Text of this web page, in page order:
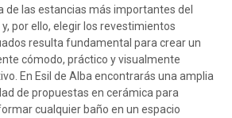
de las estancias más importantes del
y, por ello, elegir los revestimientos
resulta fundamental para crear un
cómodo, práctico y visualmente
En Esil de Alba encontrarás una amplia
de propuestas en cerámica para
cualquier baño en un espacio